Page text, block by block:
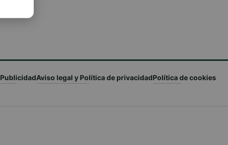
PublicidadAviso legal y Política de privacidadPolítica de cookies